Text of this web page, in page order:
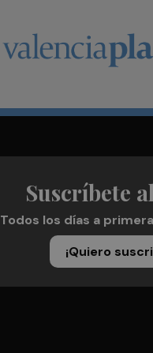
Suscríbete
Todos los días a
¡Quiero